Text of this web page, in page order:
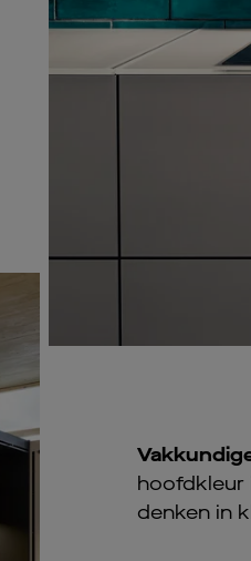
hoofdkleur
denken in